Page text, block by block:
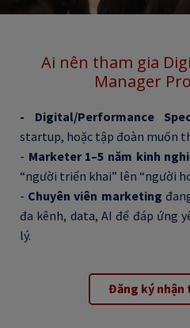
- Digital/Performance
startup, hoặc tập đoàn muốn
- Marketer 1–5 năm kinh
“người triển khai” lên “người
- Chuyên viên marketing
đa kênh, data, AI để đáp ứng
lý.
Ai nên tham gia
Manager
Đăng ký nhận